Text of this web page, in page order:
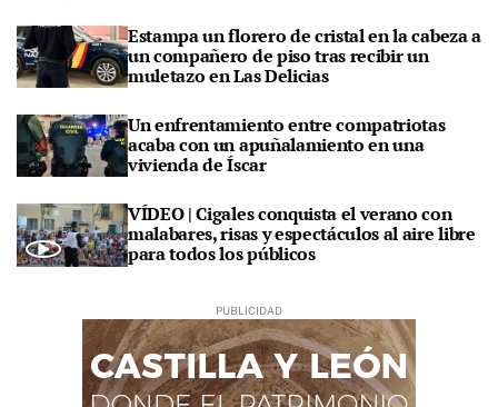
Estampa un florero de cristal en la cabeza a
un compañero de piso tras recibir un
muletazo en Las Delicias
Un enfrentamiento entre compatriotas
acaba con un apuñalamiento en una
vivienda de Íscar
VÍDEO | Cigales conquista el verano con
malabares, risas y espectáculos al aire libre
para todos los públicos